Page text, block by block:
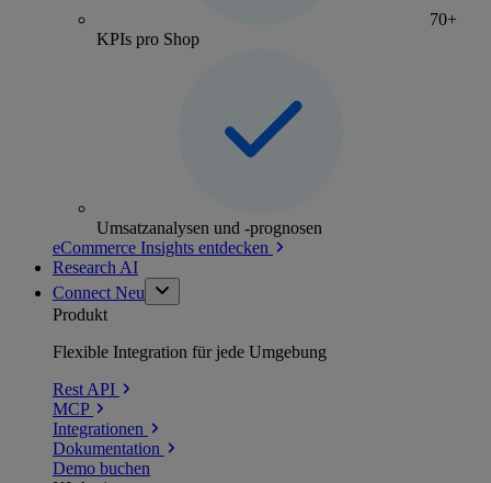
70+
KPIs pro Shop
Umsatzanalysen und -prognosen
eCommerce Insights entdecken
Research AI
Connect Neu
Produkt
Flexible Integration für jede Umgebung
Rest API
MCP
Integrationen
Dokumentation
Demo buchen